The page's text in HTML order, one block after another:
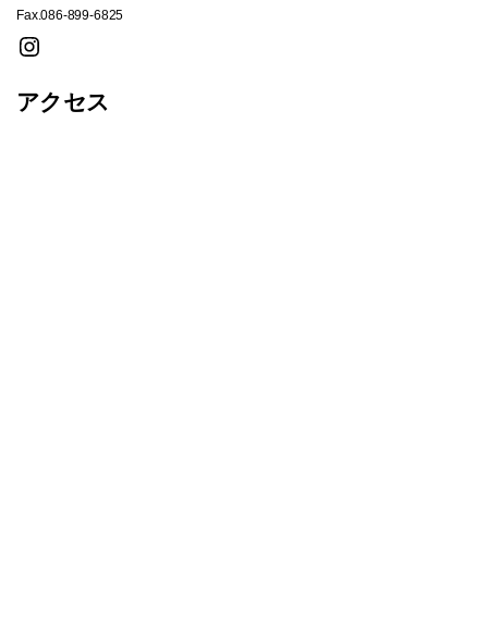
Fax.086-899-6825
Instagram
アクセス